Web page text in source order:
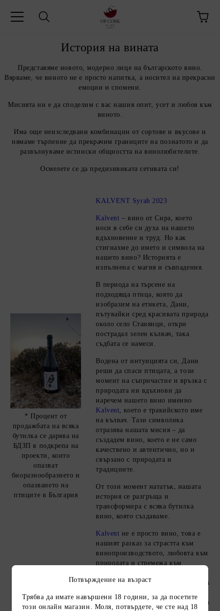
История на вината
Представяме новото, модерно лице на българското вино.
Вярваме, че виното не е просто напитка, а носител на прекрасни
емоции и спомени.
Мисията ни е да споделим с вас нашия опит, усет и любов към
виното.
Има още неизследвани комбинации от сортове и вкусове и
нямаме търпение да прекрачим границите на познатото и да
развълнуваме истински общността на винолюбителите.
Осмелете се да предизивиката сетивата си!
* Процент от
продажбата на всяка
бутилка се дарява на
БДЗП в подкрепа на
проекти, които
опазват
биоразнообразието и
опазването на
птиците в България
KALVENT Syrah 2023
Kalvent – вино от Сира, което
носи в себе си духа на нашето
вдъхновение и труд. Но как
стигнахме до името и символа на
нашето вино? Историята е
изпълнена с магия и съвпадения.
В периода на търсене на
подходяща птица, която да
изобразим на етикета, Дани,
пътувайки сред красивата природа
около село Станянци, откри
пострадал зелен кълвач, така
съдбата се намеси.
Водена от интуицията си, Дани
реши да спаси птицата, а този
момент на съпричастие и връзка с
природата ни вдъхнови да
наречем нашето вино именно
Kalvent, което е тракийското име
на кълвач. Тази символика
отразява нашата мисия – да
създадем вино, което е не само
качествено и автентично, но и
свързано с природата и
традициите.
От този момент нататък, нашата
история се разгръща и
трансформира с всяка бутилка
вино, която създаваме.
Kalvent не е просто вино, това е
нашият разказ за страстта към
винопроизводството, любовта към
природата и стремежа към
нашето вино разказва историята за
началото, за усилията и за
радостите, които сме споделили по
Потвърждение на възраст
Трябва да имате навършени 18 години, за да посетите
този онлайн магазин. Моля, потвърдете, че сте над 18